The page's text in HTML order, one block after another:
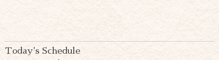
Today's Schedule